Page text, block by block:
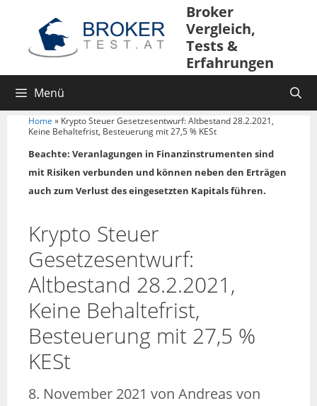
Broker
Vergleich,
Tests &
Erfahrungen
Menü
Home » Krypto Steuer Gesetzesentwurf: Altbestand 28.2.2021,
Keine Behaltefrist, Besteuerung mit 27,5 % KESt
Beachte: Veranlagungen in Finanzinstrumenten sind
mit Risiken verbunden und können neben den Erträgen
auch zum Verlust des eingesetzten Kapitals führen.
Krypto Steuer
Gesetzesentwurf:
Altbestand 28.2.2021,
Keine Behaltefrist,
Besteuerung mit 27,5 %
KESt
8. November 2021 von Andreas von